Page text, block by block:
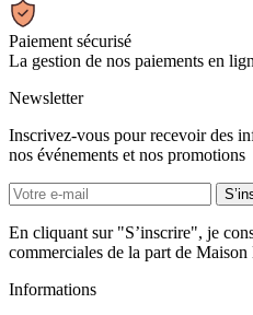
Paiement sécurisé
La gestion de nos paiements en
Newsletter
Inscrivez-vous pour recevoir des
nos événements et nos promotions
En cliquant sur "S’inscrire", je
commerciales de la part de Maison
Informations